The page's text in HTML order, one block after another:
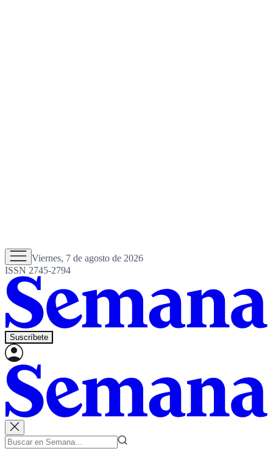
Viernes, 7 de agosto de 2026
ISSN 2745-2794
Suscríbete